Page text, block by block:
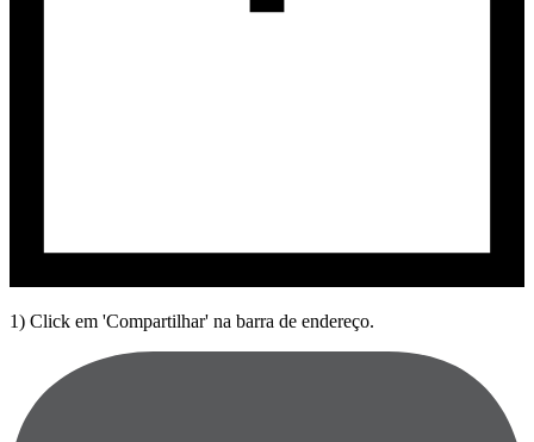
1) Click em 'Compartilhar' na barra de endereço.